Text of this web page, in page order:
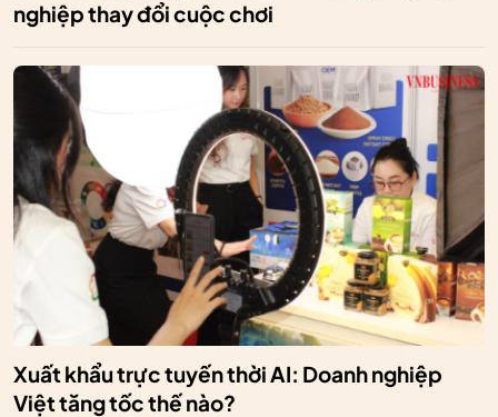
nghiệp thay đổi cuộc chơi
Xuất khẩu trực tuyến thời AI: Doanh nghiệp
Việt tăng tốc thế nào?